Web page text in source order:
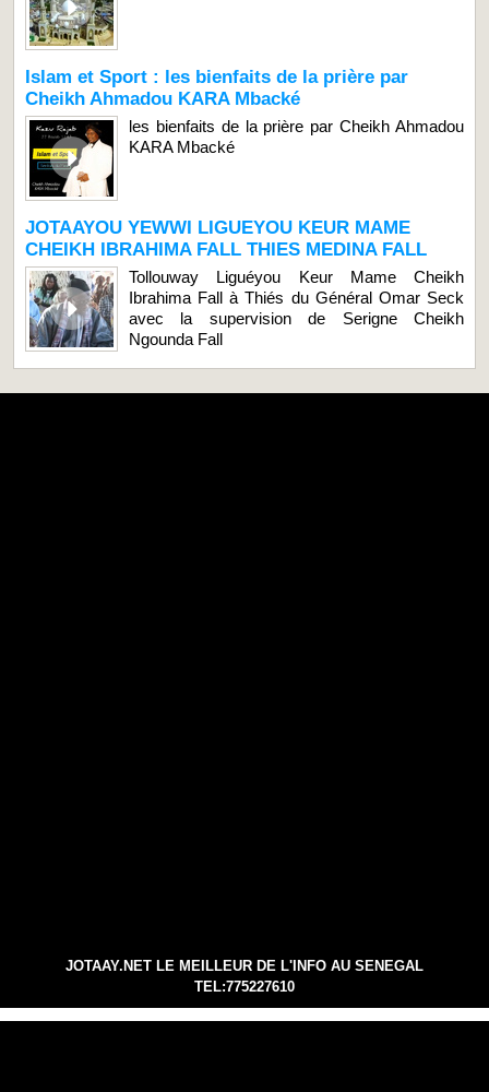
Islam et Sport : les bienfaits de la prière par
Cheikh Ahmadou KARA Mbacké
les bienfaits de la prière par Cheikh Ahmadou
KARA Mbacké
JOTAAYOU YEWWI LIGUEYOU KEUR MAME
CHEIKH IBRAHIMA FALL THIES MEDINA FALL
Tollouway Liguéyou Keur Mame Cheikh
Ibrahima Fall à Thiés du Général Omar Seck
avec la supervision de Serigne Cheikh
Ngounda Fall
JOTAAY.NET LE MEILLEUR DE L'INFO AU SENEGAL
TEL:775227610